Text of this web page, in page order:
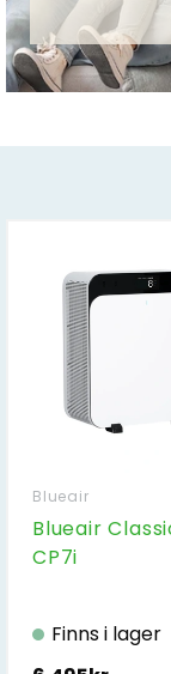
Blueair
Blueair
CP7i
Finns i lager